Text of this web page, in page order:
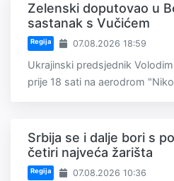
Zelenski doputovao u
sastanak s Vučićem
Regija 07.08.2026 18:59
Ukrajinski predsjednik
prije 18 sati na aerodrom
Srbija se i dalje bori s
četiri najveća žarišta
Regija 07.08.2026 10:36